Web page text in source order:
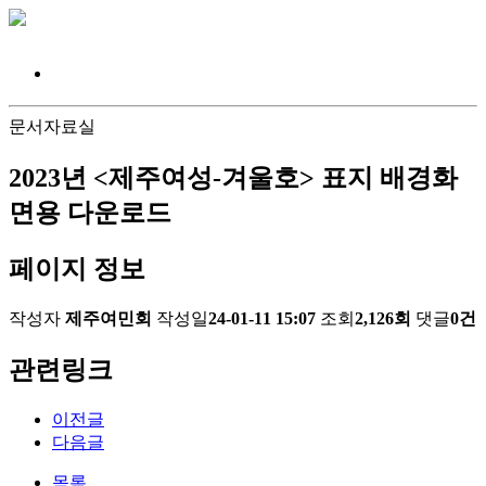
문서자료실
2023년 <제주여성-겨울호> 표지 배경화
면용 다운로드
페이지 정보
작성자 제주여민회 작성일24-01-11 15:07 조회 2,126회 댓글0건
관련링크
이전글
다음글
목록